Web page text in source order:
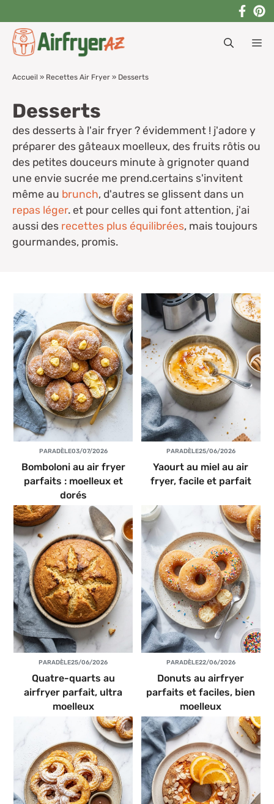
contenu
Accueil » Recettes Air Fryer » Desserts
Desserts
des desserts à l'air fryer ? évidemment ! j'adore y
préparer des gâteaux moelleux, des fruits rôtis ou
des petites douceurs minute à grignoter quand
une envie sucrée me prend.certains s'invitent
même au brunch, d'autres se glissent dans un
repas léger. et pour celles qui font attention, j'ai
aussi des recettes plus équilibrées, mais toujours
gourmandes, promis.
PARADÈLE03/07/2026
Bomboloni au air fryer
parfaits : moelleux et
dorés
PARADÈLE25/06/2026
Yaourt au miel au air
fryer, facile et parfait
PARADÈLE25/06/2026
Quatre-quarts au
airfryer parfait, ultra
moelleux
PARADÈLE22/06/2026
Donuts au airfryer
parfaits et faciles, bien
moelleux